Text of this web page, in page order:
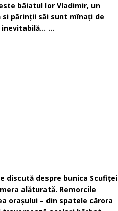
băiatul lor Vladimir, un
părinţii săi sunt mînaţi de
inevitabilă… …
discută despre bunica Scufiţei
alăturată. Remorcile
oraşului – din spatele cărora